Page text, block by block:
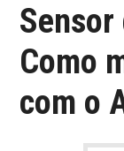
Como
com o